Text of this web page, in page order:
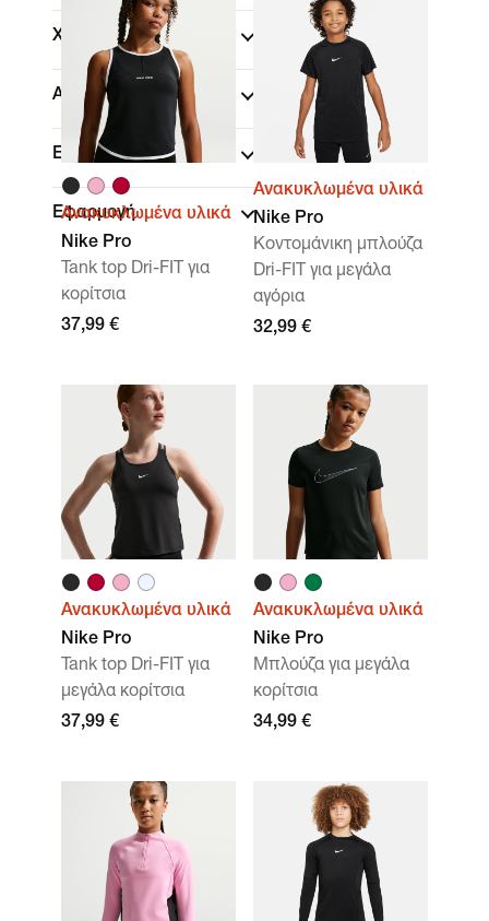
Χρώμα
Αθλήματα
Επωνυμία(1)
Εφαρμογή
Ανακυκλωμένα υλικά
Nike Pro
Tank top Dri-FIT για
κορίτσια
37,99 €
Ανακυκλωμένα υλικά
Nike Pro
Κοντομάνικη μπλούζα
Dri-FIT για μεγάλα
αγόρια
32,99 €
Ανακυκλωμένα υλικά
Nike Pro
Tank top Dri-FIT για
μεγάλα κορίτσια
37,99 €
Ανακυκλωμένα υλικά
Nike Pro
Μπλούζα για μεγάλα
κορίτσια
34,99 €